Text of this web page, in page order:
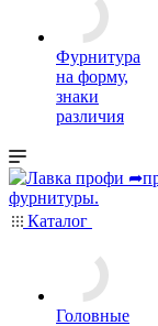
Фурнитура
на форму,
знаки
различия
Каталог
Головные